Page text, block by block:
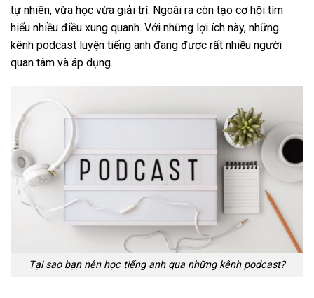
tự nhiên, vừa học vừa giải trí. Ngoài ra còn tạo cơ hội tìm
hiểu nhiều điều xung quanh. Với những lợi ích này, những
kênh podcast luyện tiếng anh đang được rất nhiều người
quan tâm và áp dụng.
Tại sao bạn nên học tiếng anh qua những kênh podcast?